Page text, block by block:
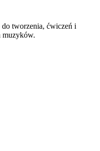
tworzenia, ćwiczeń i
muzyków.